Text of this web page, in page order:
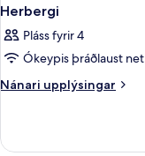
Herbergi
Pláss fyrir 4
Ókeypis þráðlaust net
Nánari upplýsingar
Nánari